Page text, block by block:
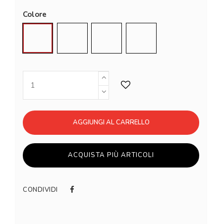
Colore
AGGIUNGI AL CARRELLO
ACQUISTA PIÙ ARTICOLI
CONDIVIDI